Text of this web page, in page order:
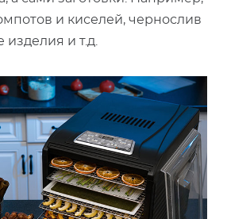
и киселей, чернослив
изделия и т.д.